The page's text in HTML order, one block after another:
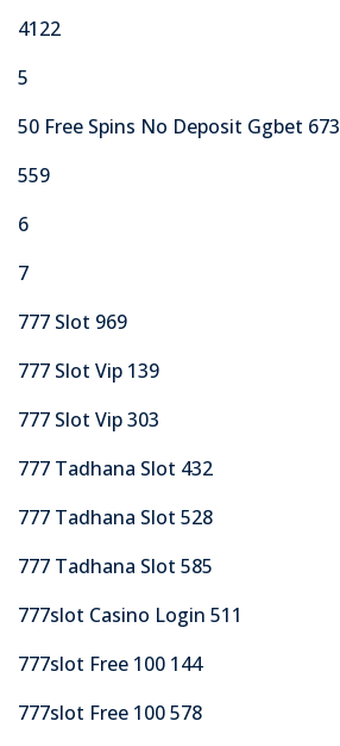
4122
5
50 Free Spins No Deposit Ggbet 673
559
6
7
777 Slot 969
777 Slot Vip 139
777 Slot Vip 303
777 Tadhana Slot 432
777 Tadhana Slot 528
777 Tadhana Slot 585
777slot Casino Login 511
777slot Free 100 144
777slot Free 100 578